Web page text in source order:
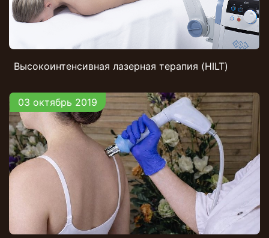
Высокоинтенсивная лазерная терапия (HILT)
03 октябрь 2019